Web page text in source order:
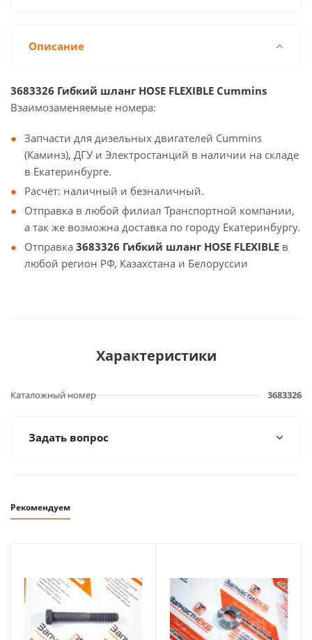
Описание
3683326 Гибкий шланг HOSE FLEXIBLE Cummins
Взаимозаменяемые номера:
Запчасти для дизельных двигателей Cummins
(Каминз), ДГУ и Электростанций в наличии на складе
в Екатеринбурге.
Расчёт: наличный и безналичный.
Отправка в любой филиал Транспортной компании,
а так же возможна доставка по городу Екатеринбургу.
Отправка 3683326 Гибкий шланг HOSE FLEXIBLE в
любой регион РФ, Казахстана и Белоруссии
Характеристики
Каталожный номер 3683326
Задать вопрос
Рекомендуем